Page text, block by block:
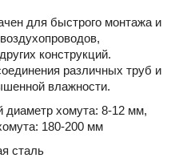
для быстрого монтажа и
конструкций.
различных труб и
влажности.
хомута: 8-12 мм,
180-200 мм
сталь